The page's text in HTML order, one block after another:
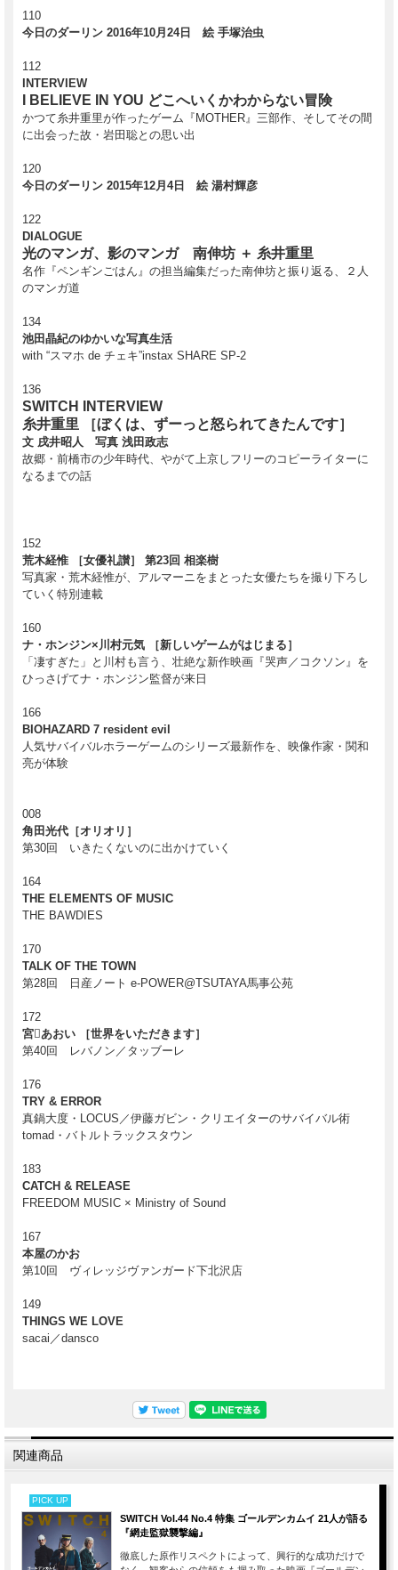
・「おいしい生活」と題し、
・水曜ミーティング特別篇「信用農業論」
とは何か」
・東日本大震災以降に始めた東北での
「株式会社ほぼ日」としての新たな船出と、自身のこれまでとこれからについて
糸井重里が「ほぼ」すべてを語った10万字の記録、完全保存版特集です。
特集 ほぼ糸井重里 発刊記念
『 あふれたこと展 』開催
誌面を彩ったイラストレーションの展示やスタンプラリー・おみくじ
「下田昌克さんの似顔絵サービス」など開催！
期間2月18日～2月26日 / 場所TOBICHI②、Rainy Day
110
今日のダーリン 2016年10月24日 絵 手塚治虫
112
INTERVIEW
I BELIEVE IN YOU どこへいくかわからない冒険
かつて糸井重里が作ったゲーム『MOTHER』三部作、そしてその間
に出会った故・岩田聡との思い出
120
今日のダーリン 2015年12月4日 絵 湯村輝彦
122
DIALOGUE
光のマンガ、影のマンガ 南伸坊 ＋ 糸井重里
名作『ペンギンごはん』の担当編集だった南伸坊と振り返る、２人
のマンガ道
134
池田晶紀のゆかいな写真生活
with “スマホ de チェキ”instax SHARE SP-2
136
SWITCH INTERVIEW
糸井重里 ［ぼくは、ずーっと怒られてきたんです］
文 戌井昭人 写真 浅田政志
故郷・前橋市の少年時代、やがて上京しフリーのコピーライターに
なるまでの話
152
荒木経惟 ［女優礼讃］ 第23回 相楽樹
写真家・荒木経惟が、アルマーニをまとった女優たちを撮り下ろし
ていく特別連載
160
ナ・ホンジン×川村元気 ［新しいゲームがはじまる］
「凄すぎた」と川村も言う、壮絶な新作映画『哭声／コクソン』を
ひっさげてナ・ホンジン監督が来日
166
BIOHAZARD 7 resident evil
人気サバイバルホラーゲームのシリーズ最新作を、映像作家・関和
亮が体験
008
角田光代［オリオリ］
第30回 いきたくないのに出かけていく
164
THE ELEMENTS OF MUSIC
THE BAWDIES
170
TALK OF THE TOWN
第28回 日産ノート e-POWER@TSUTAYA馬事公苑
172
宮あおい ［世界をいただきます］
第40回 レバノン／タッブーレ
176
TRY & ERROR
真鍋大度・LOCUS／伊藤ガビン・クリエイターのサバイバル術
tomad・バトルトラックスタウン
183
CATCH & RELEASE
FREEDOM MUSIC × Ministry of Sound
167
本屋のかお
第10回 ヴィレッジヴァンガード下北沢店
149
THINGS WE LOVE
sacai／dansco
関連商品
PICK UP
SWITCH Vol.44 No.4 特集 ゴールデンカムイ 21人が語る
『網走監獄襲撃編』
徹底した原作リスペクトによって、興行的な成功だけで